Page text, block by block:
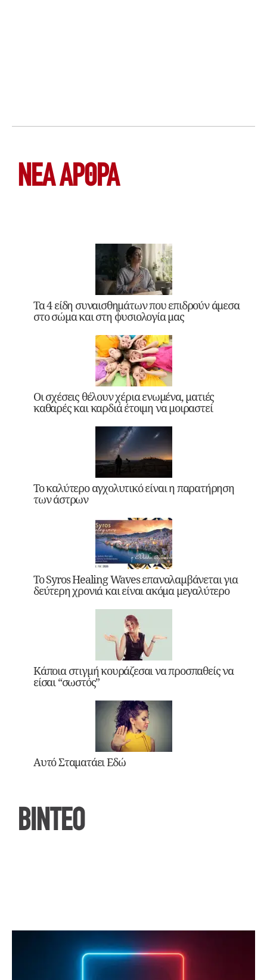
ΝΕΑ ΆΡΘΡΑ
Τα 4 είδη συναισθημάτων που επιδρούν άμεσα
στο σώμα και στη φυσιολογία μας
Οι σχέσεις θέλουν χέρια ενωμένα, ματιές
καθαρές και καρδιά έτοιμη να μοιραστεί
Το καλύτερο αγχολυτικό είναι η παρατήρηση
των άστρων
Το Syros Healing Waves επαναλαμβάνεται για
δεύτερη χρονιά και είναι ακόμα μεγαλύτερο
Κάποια στιγμή κουράζεσαι να προσπαθείς να
είσαι “σωστός”
Αυτό Σταματάει Εδώ
ΒΙΝΤΕΟ